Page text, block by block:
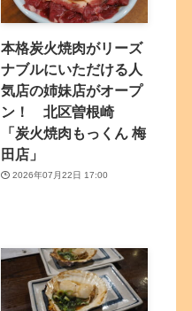
本格炭火焼肉がリーズ
ナブルにいただける人
気店の姉妹店がオープ
ン！ 北区曽根崎
「炭火焼肉もっくん 梅
田店」
2026年07月22日 17:00